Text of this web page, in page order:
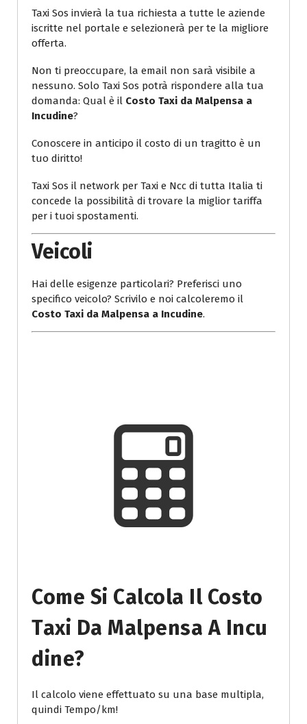
Taxi Sos invierà la tua richiesta a tutte le aziende
iscritte nel portale e selezionerà per te la migliore
offerta.
Non ti preoccupare, la email non sarà visibile a
nessuno. Solo Taxi Sos potrà rispondere alla tua
domanda: Qual è il Costo Taxi da Malpensa a
Incudine?
Conoscere in anticipo il costo di un tragitto è un
tuo diritto!
Taxi Sos il network per Taxi e Ncc di tutta Italia ti
concede la possibilità di trovare la miglior tariffa
per i tuoi spostamenti.
Veicoli
Hai delle esigenze particolari? Preferisci uno
specifico veicolo? Scrivilo e noi calcoleremo il
Costo Taxi da Malpensa a Incudine.
Come Si Calcola Il Costo
Taxi Da Malpensa A Incu
Dine?
Il calcolo viene effettuato su una base multipla,
quindi Tempo/km!